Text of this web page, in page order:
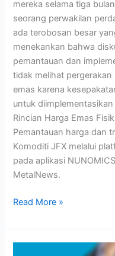
mereka selama tiga
seorang perwakilan
ada terobosan besar
menekankan bahwa
pemantauan dan
tidak melihat
emas karena
untuk diimplementasikan
Rincian Harga Emas
Pemantauan harga dan
Komoditi JFX melalui
pada aplikasi
MetalNews.
Read More »